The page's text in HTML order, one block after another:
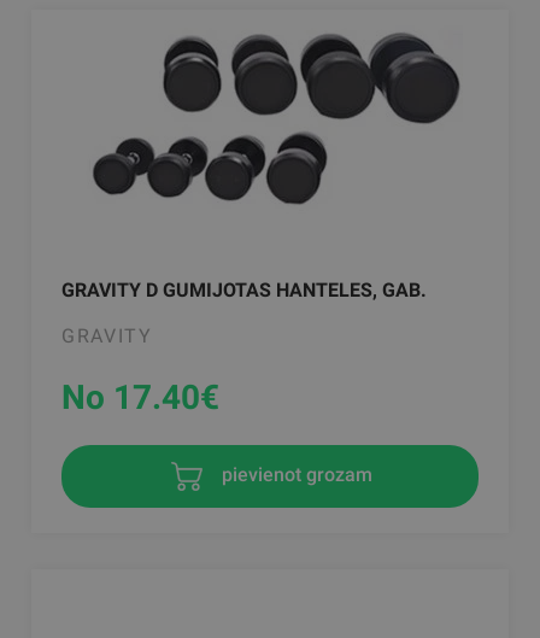
GRAVITY D GUMIJOTAS HANTELES, GAB.
GRAVITY
No 17.40€
pievienot grozam